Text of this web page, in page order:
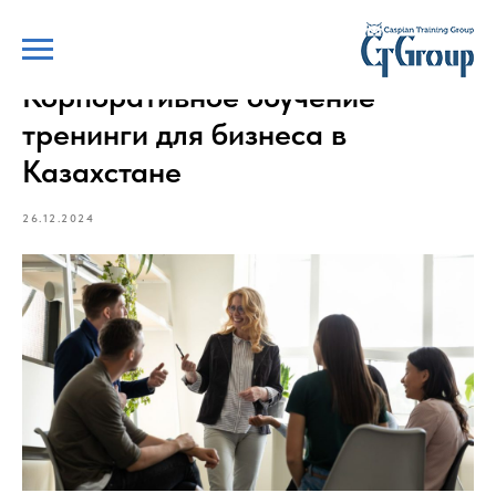
Корпоративное обучение
тренинги для бизнеса в
Казахстане
26.12.2024